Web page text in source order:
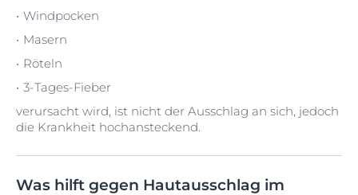
Windpocken
Masern
Röteln
3-Tages-Fieber
verursacht wird, ist nicht der Ausschlag an sich, jedoch
die Krankheit hochansteckend.
Was hilft gegen Hautausschlag im